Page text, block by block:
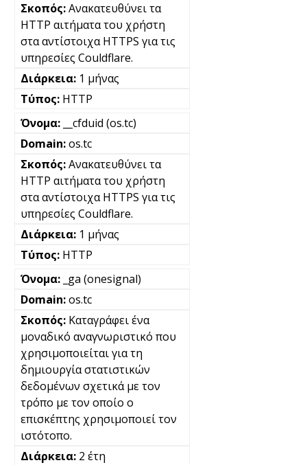
Ανακατευθύνει τα
HTTP αιτήματα του χρήστη
στα αντίστοιχα HTTPS για τις
υπηρεσίες Couldflare.
1 μήνας
HTTP
__cfduid (os.tc)
os.tc
Ανακατευθύνει τα
HTTP αιτήματα του χρήστη
στα αντίστοιχα HTTPS για τις
υπηρεσίες Couldflare.
1 μήνας
HTTP
_ga (onesignal)
os.tc
Καταγράφει ένα
μοναδικό αναγνωριστικό που
χρησιμοποιείται για τη
δημιουργία στατιστικών
δεδομένων σχετικά με τον
τρόπο με τον οποίο ο
επισκέπτης χρησιμοποιεί τον
ιστότοπο.
2 έτη